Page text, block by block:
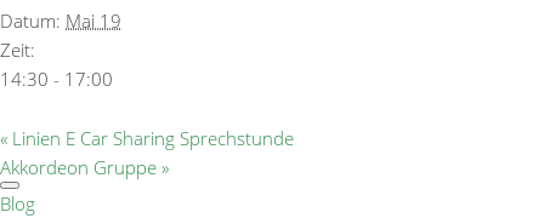
Datum: Mai 19
Zeit:
14:30 - 17:00
« Linien E Car Sharing Sprechstunde
Akkordeon Gruppe »
Blog